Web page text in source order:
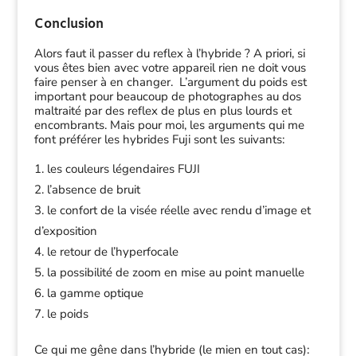
Conclusion
Alors faut il passer du reflex à l’hybride ? A priori, si
vous êtes bien avec votre appareil rien ne doit vous
faire penser à en changer. L’argument du poids est
important pour beaucoup de photographes au dos
maltraité par des reflex de plus en plus lourds et
encombrants. Mais pour moi, les arguments qui me
font préférer les hybrides Fuji sont les suivants:
les couleurs légendaires FUJI
l’absence de bruit
le confort de la visée réelle avec rendu d’image et
d’exposition
le retour de l’hyperfocale
la possibilité de zoom en mise au point manuelle
la gamme optique
le poids
Ce qui me gêne dans l’hybride (le mien en tout cas):